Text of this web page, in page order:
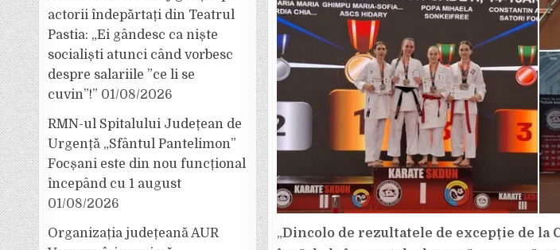
„Dincolo de rezultatele de excepție de la
actorii îndepărtați din Teatrul
Pastia: „Ei gândesc ca niște
socialiști atunci când vorbesc
despre salariile ”ce li se
cuvin”!” 01/08/2026
RMN-ul Spitalului Județean de
Urgență „Sfântul Pantelimon”
Focșani este din nou funcțional
începând cu 1 august
01/08/2026
Organizația județeană AUR